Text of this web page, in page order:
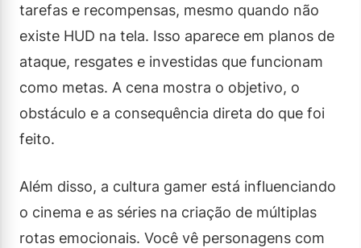
tarefas e recompensas, mesmo quando não
existe HUD na tela. Isso aparece em planos de
ataque, resgates e investidas que funcionam
como metas. A cena mostra o objetivo, o
obstáculo e a consequência direta do que foi
feito.
Além disso, a cultura gamer está influenciando
o cinema e as séries na criação de múltiplas
rotas emocionais. Você vê personagens com